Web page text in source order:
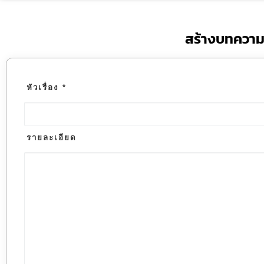
สร้างบทควา
หัวเรื่อง *
รายละเอียด